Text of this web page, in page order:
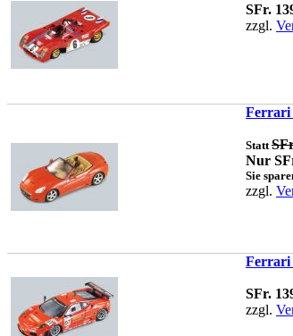
SFr.
zzgl.
Ferrari
Statt
Nur
Sie
zzgl.
Ferrari
SFr.
zzgl.